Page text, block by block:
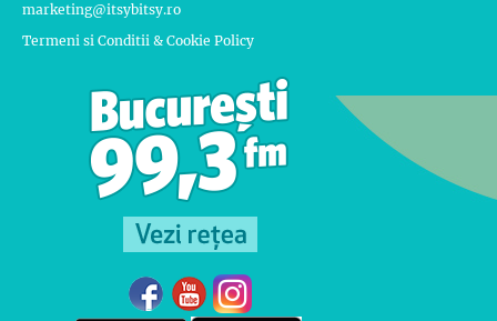
marketing@itsybitsy.ro
Termeni si Conditii & Cookie Policy